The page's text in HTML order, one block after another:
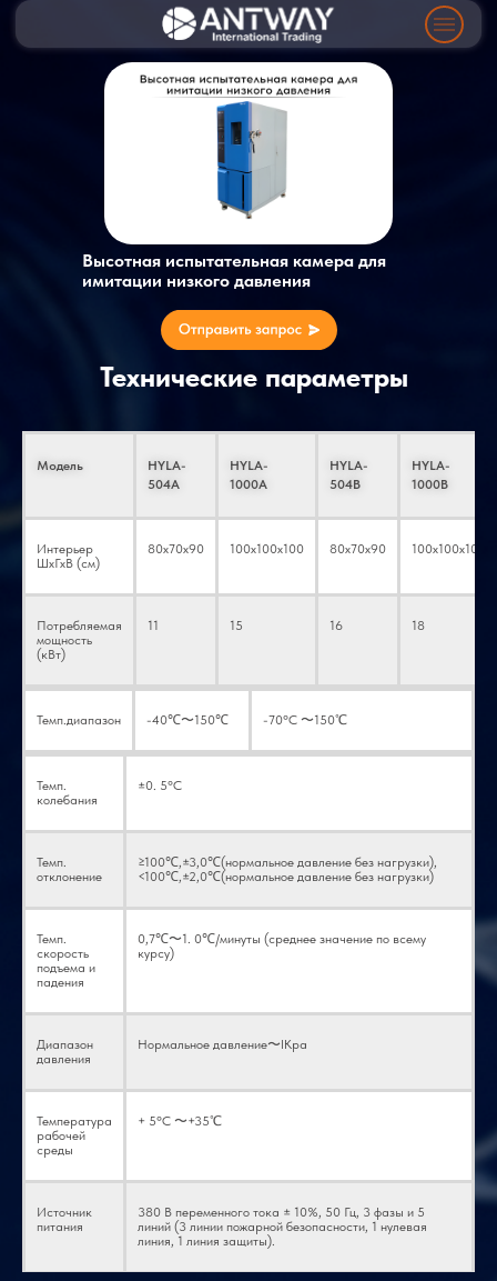
Высотная испытательная камера для
имитации низкого давления
Технические параметры
Модель
HYLA-
504А
HYLA-
1000А
HYLA-
504B
HYLA-
1000B
Интерьер
ШхГхВ (см)
80x70x90 100x100x100 80x70x90 100x100x100
Потребляемая
мощность
(кВт)
11 15 16 18
Темп.диапазон -40℃〜150℃ -70°С 〜150℃
Темп.
колебания
±0. 5°С
Темп.
отклонение
≥100℃,±3,0℃(нормальное давление без нагрузки),
<100℃,±2,0℃(нормальное давление без нагрузки)
Темп.
скорость
подъема и
падения
0,7℃〜1. 0℃/минуты (среднее значение по всему
курсу)
Диапазон
давления
Нормальное давление〜lKpa
Температура
рабочей
среды
+ 5°С 〜+35℃
Источник
питания
380 В переменного тока ± 10%, 50 Гц, 3 фазы и 5
линий (3 линии пожарной безопасности, 1 нулевая
линия, 1 линия защиты).